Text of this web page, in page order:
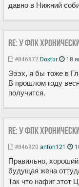
давно в Нижний
Re: У ФПК
#846872 Doкtor 18
Эээх, я бы тоже в
В прошлом году
получится.
Re: У ФПК
#846920 anton121
Правильно,
будущая жена
Так что нафиг этот